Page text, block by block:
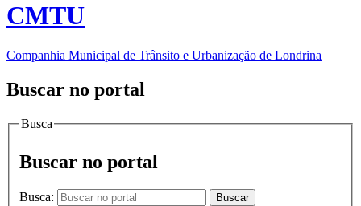
CMTU
Companhia Municipal de Trânsito e Urbanização de Londrina
Buscar no portal
Busca
Buscar no portal
Busca: Buscar